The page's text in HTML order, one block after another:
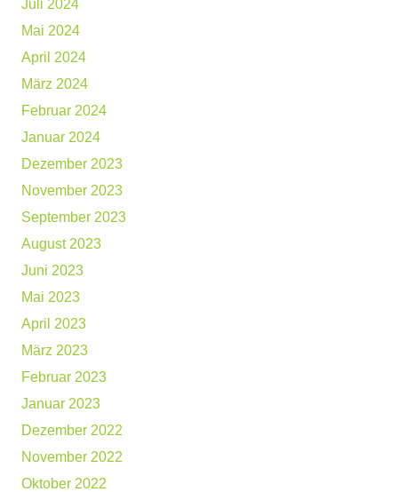
Juli 2024
Mai 2024
April 2024
März 2024
Februar 2024
Januar 2024
Dezember 2023
November 2023
September 2023
August 2023
Juni 2023
Mai 2023
April 2023
März 2023
Februar 2023
Januar 2023
Dezember 2022
November 2022
Oktober 2022